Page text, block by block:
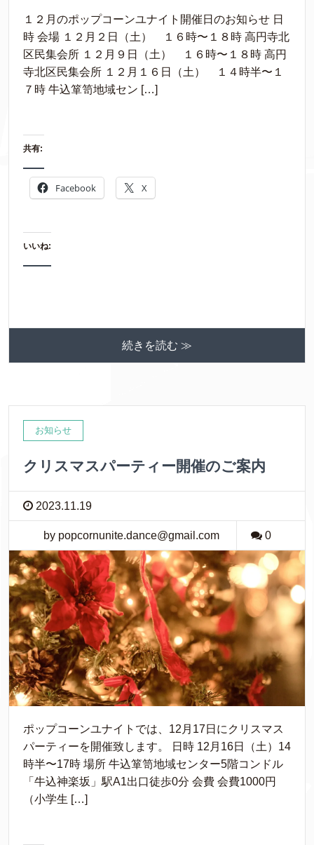
１２月のポップコーンユナイト開催日のお知らせ 日
時 会場 １２月２日（土） １６時〜１８時 高円寺北
区民集会所 １２月９日（土） １６時〜１８時 高円
寺北区民集会所 １２月１６日（土） １４時半〜１
７時 牛込箪笥地域セン […]
共有:
Facebook X
いいね:
続きを読む ≫
お知らせ
クリスマスパーティー開催のご案内
2023.11.19
by popcornunite.dance@gmail.com 0
ポップコーンユナイトでは、12月17日にクリスマス
パーティーを開催致します。 日時 12月16日（土）14
時半〜17時 場所 牛込箪笥地域センター5階コンドル
「牛込神楽坂」駅A1出口徒歩0分 会費 会費1000円
（小学生 […]